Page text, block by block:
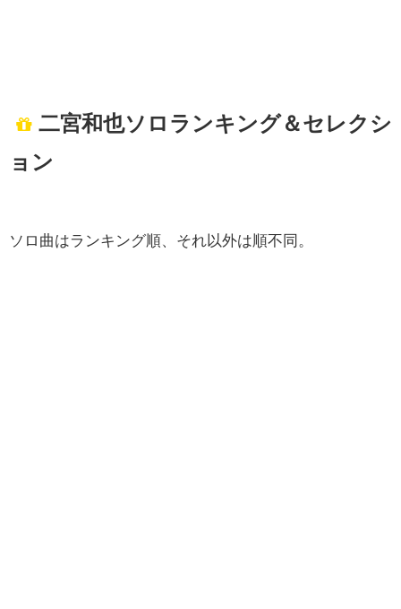
二宮和也ソロランキング＆セレクシ
ョン
ソロ曲はランキング順、それ以外は順不同。